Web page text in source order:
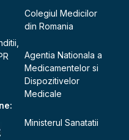
Colegiul Medicilor
din Romania
Agentia Nationala a
Medicamentelor si
Dispozitivelor
Medicale
Ministerul Sanatatii